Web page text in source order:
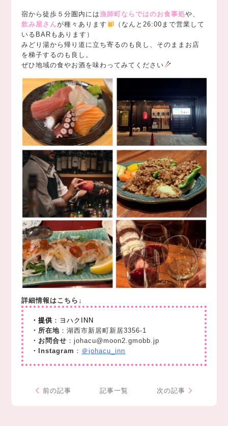
宿から徒歩５分圏内には漁師町ならではのお食事処や、
飲み屋さんが種々あります
（なんと26:00まで営業して
いるBARもあります）
みどり湯から帰り道に立ち寄るのも良し、そのままお店
を梯子するのも良し。
ぜひ地域の食やお酒を味わってみてください
詳細情報はこちら↓
・提供 ：ヨハクINN
・所在地 ：湖西市新居町新居3356-1
・お問合せ ：johacu@moon2.gmobb.jp
・Instagram ： ＠johacu_inn
前の記事 記事一覧 次の記事